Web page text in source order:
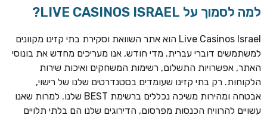
למה לסמוך על LIVE CASINOS ISRAEL?
Live Casinos Israel הוא אתר השוואת וסקירת בתי קזינו מקוונים
למשתמשים דוברי עברית. מדי חודש, אנו מעריכים מחדש את בונוסי
האתר, אפשרויות התשלום, רשימות המשחקים ואיכות שירות
הלקוחות. רק בתי קזינו שעומדים בסטנדרטים שלנו של רישוי,
אבטחה ומהירות משיכה נכללים ברשימת BEST שלנו. למרות שאנו
עשויים להרוויח הכנסות מפרסום, הדירוגים שלנו הם בלתי תלויים